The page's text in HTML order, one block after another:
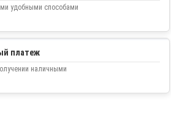
удобными способами
платеж
наличными